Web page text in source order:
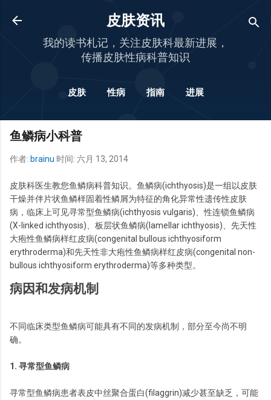
跳至主要内容
皮肤资讯
我的读书札记，关注皮肤科最新进展，
传播皮肤性病科普知识
皮肤 性病 指南 进展
鱼鳞病小科普
作者: brainu 时间: 六月 13, 2014
皮肤科医生教您鱼鳞病科普知识。鱼鳞病(ichthyosis)是一组以皮肤
干燥并伴片状鱼鳞样固着性鳞屑为特征的角化异常性遗传性皮肤
病，临床上可见寻常型鱼鳞病(ichthyosis vulgaris)、性连锁鱼鳞病
(X-linked ichthyosis)、板层状鱼鳞病(lamellar ichthyosis)、先天性
大疱性鱼鳞病样红皮病(congenital bullous ichthyosiform
erythroderma)和先天性非大疱性鱼鳞病样红皮病(congenital non-
bullous ichthyosiform erythroderma)等多种类型。
病因和发病机制
不同临床类型鱼鳞病可能具有不同的发病机制，部分至今尚不明
确。
1. 寻常型鱼鳞病
寻常型鱼鳞病患者表皮中丝聚合蛋白(filaggrin)减少甚至缺乏，可能